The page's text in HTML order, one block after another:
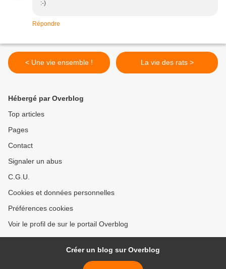
:-)
Répondre
< Une vie ensemble ! La vie des rats >
Hébergé par Overblog
Top articles
Pages
Contact
Signaler un abus
C.G.U.
Cookies et données personnelles
Préférences cookies
Voir le profil de sur le portail Overblog
Créer un blog sur Overblog